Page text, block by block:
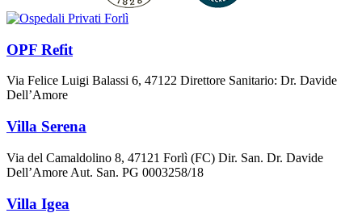
OPF Refit
Via Felice Luigi Balassi 6, 47122 Direttore Sanitario: Dr. Davide
Dell’Amore
Villa Serena
Via del Camaldolino 8, 47121 Forlì (FC) Dir. San. Dr. Davide
Dell’Amore Aut. San. PG 0003258/18
Villa Igea